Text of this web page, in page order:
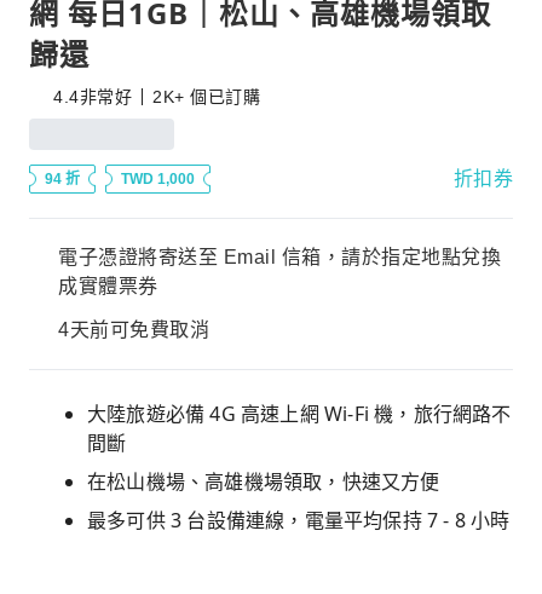
網 每日1GB｜松山、高雄機場領取
歸還
4.4非常好 2K+ 個已訂購
94 折 TWD 1,000 折扣券
電子憑證將寄送至 Email 信箱，請於指定地點兌換
成實體票券
4天前可免費取消
大陸旅遊必備 4G 高速上網 Wi-Fi 機，旅行網路不
間斷
在松山機場、高雄機場領取，快速又方便
最多可供 3 台設備連線，電量平均保持 7 - 8 小時